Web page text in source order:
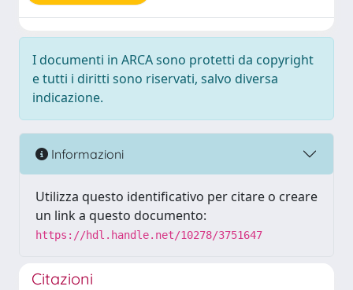
I documenti in ARCA sono protetti da copyright
e tutti i diritti sono riservati, salvo diversa
indicazione.
Informazioni
Utilizza questo identificativo per citare o creare
un link a questo documento:
https://hdl.handle.net/10278/3751647
Citazioni